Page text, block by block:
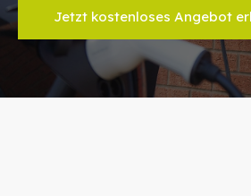
Jetzt kostenloses Angebot